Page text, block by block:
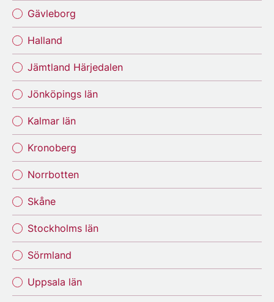
Gävleborg
Halland
Jämtland Härjedalen
Jönköpings län
Kalmar län
Kronoberg
Norrbotten
Skåne
Stockholms län
Sörmland
Uppsala län